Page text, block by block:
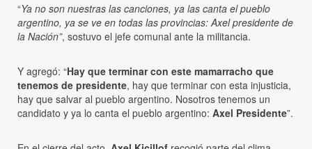
“Ya no son nuestras las canciones, ya las canta el pueblo
argentino, ya se ve en todas las provincias: Axel presidente de
la Nación”, sostuvo el jefe comunal ante la militancia.
Y agregó: “Hay que terminar con este mamarracho que
tenemos de presidente, hay que terminar con esta injusticia,
hay que salvar al pueblo argentino. Nosotros tenemos un
candidato y ya lo canta el pueblo argentino: Axel Presidente”.